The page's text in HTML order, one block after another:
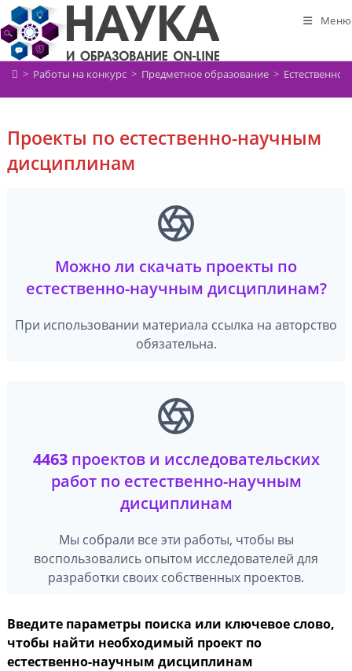
Перейти
к
содержимому
Меню
> Работы на конкурс > Предметное образование >
Проекты по естественно-научным
дисциплинам
Можно ли скачать проекты по
естественно-научным дисциплинам?
При использовании материала ссылка на авторство
обязательна.
4463проектов и исследовательских
работ по естественно-научным
дисциплинам
Мы собрали все эти работы, чтобы вы
воспользовались опытом исследователей для
разработки своих собственных проектов.
Введите параметры поиска или ключевое слово,
чтобы найти необходимый проект по
естественно-научным дисциплинам